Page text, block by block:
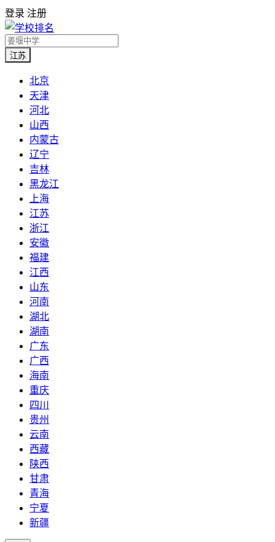
登录 注册
江苏
北京
天津
河北
山西
内蒙古
辽宁
吉林
黑龙江
上海
江苏
浙江
安徽
福建
江西
山东
河南
湖北
湖南
广东
广西
海南
重庆
四川
贵州
云南
西藏
陕西
甘肃
青海
宁夏
新疆